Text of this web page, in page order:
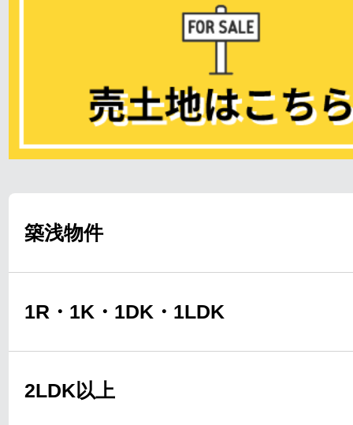
築浅物件
1R・1K・1DK・1LDK
2LDK以上